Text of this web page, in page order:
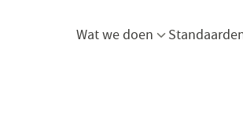
Wat we doen Menu